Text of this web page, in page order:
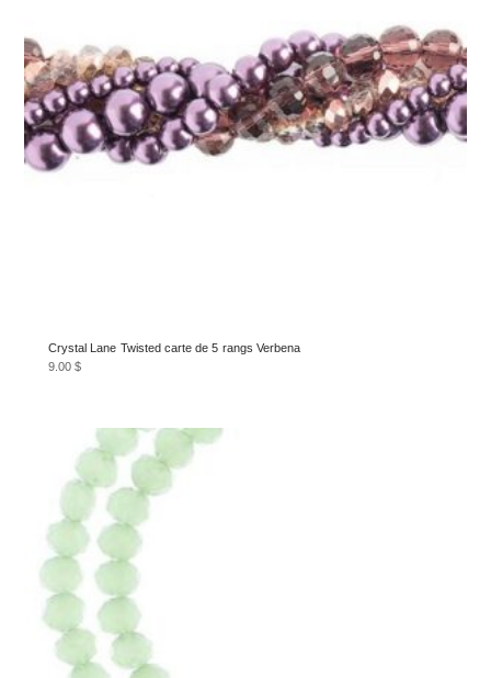
Crystal Lane Twisted carte de 5 rangs Verbena
9.00$